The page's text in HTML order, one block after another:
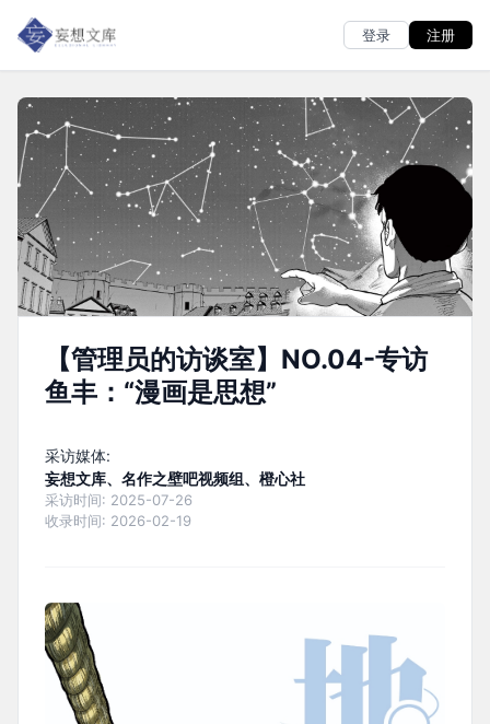
登录 注册
【管理员的访谈室】NO.04-专访
鱼丰：“漫画是思想”
采访媒体:
妄想文库、名作之壁吧视频组、橙心社
采访时间: 2025-07-26
收录时间: 2026-02-19